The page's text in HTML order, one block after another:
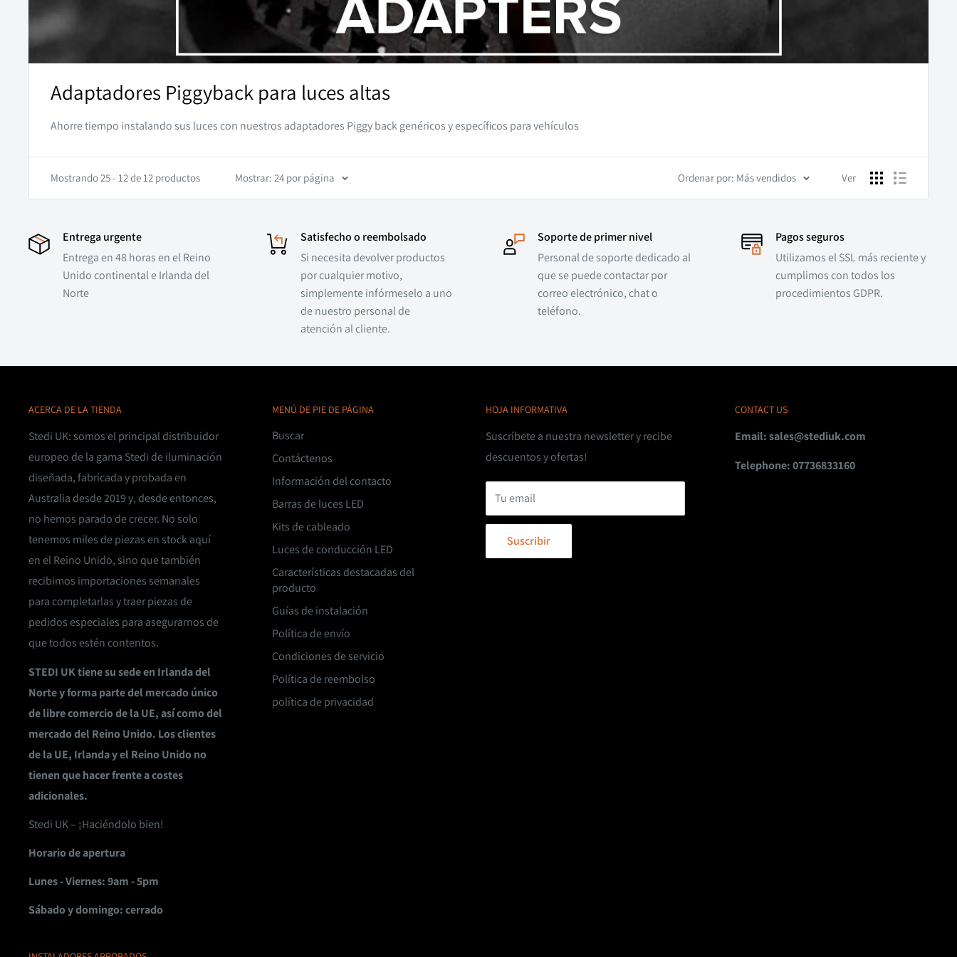
Adaptadores Piggyback para luces altas
Ahorre tiempo instalando sus luces con nuestros adaptadores Piggy back genéricos y específicos para vehículos
Mostrando 25 - 12 de 12 productos Mostrar: 24 por página Ordenar por: Más vendidos Ver
Entrega urgente
Entrega en 48 horas en el Reino
Unido continental e Irlanda del
Norte
Satisfecho o reembolsado
Si necesita devolver productos
por cualquier motivo,
simplemente infórmeselo a uno
de nuestro personal de
atención al cliente.
Soporte de primer nivel
Personal de soporte dedicado al
que se puede contactar por
correo electrónico, chat o
teléfono.
Pagos seguros
Utilizamos el SSL más reciente y
cumplimos con todos los
procedimientos GDPR.
ACERCA DE LA TIENDA
Stedi UK: somos el principal distribuidor
europeo de la gama Stedi de iluminación
diseñada, fabricada y probada en
Australia desde 2019 y, desde entonces,
no hemos parado de crecer. No solo
tenemos miles de piezas en stock aquí
en el Reino Unido, sino que también
recibimos importaciones semanales
para completarlas y traer piezas de
pedidos especiales para asegurarnos de
que todos estén contentos.
STEDI UK tiene su sede en Irlanda del
Norte y forma parte del mercado único
de libre comercio de la UE, así como del
mercado del Reino Unido. Los clientes
de la UE, Irlanda y el Reino Unido no
tienen que hacer frente a costes
adicionales.
Stedi UK – ¡Haciéndolo bien!
Horario de apertura
Lunes - Viernes: 9am - 5pm
Sábado y domingo: cerrado
MENÚ DE PIE DE PÁGINA
Buscar
Contáctenos
Información del contacto
Barras de luces LED
Kits de cableado
Luces de conducción LED
Características destacadas del
producto
Guías de instalación
Política de envío
Condiciones de servicio
Política de reembolso
política de privacidad
HOJA INFORMATIVA
Suscríbete a nuestra newsletter y recibe
descuentos y ofertas!
Tu email
Suscribir
CONTACT US
Email:sales@stediuk.com
Telephone: 07736833160